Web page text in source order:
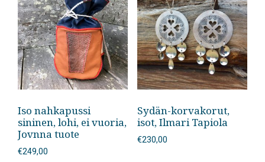
Iso nahkapussi
sininen, lohi, ei vuoria,
Jovnna tuote
€249,00
Sydän-korvakorut,
isot, Ilmari Tapiola
€230,00